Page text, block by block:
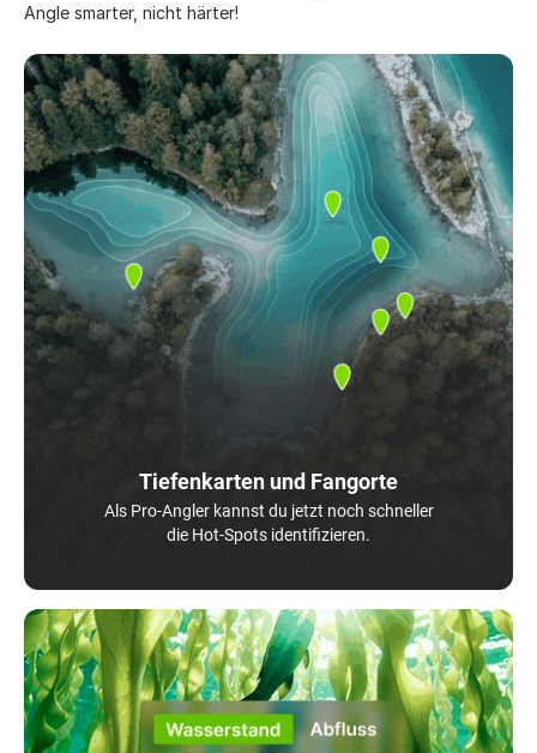
Angle smarter, nicht härter!
Tiefenkarten und Fangorte
Als Pro-Angler kannst du jetzt noch schneller
die Hot-Spots identifizieren.